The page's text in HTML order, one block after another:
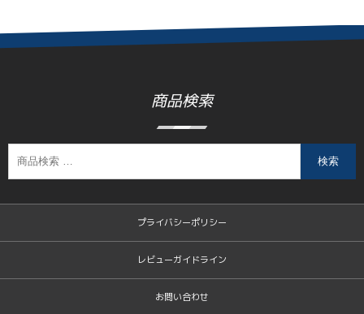
商品検索
検索
プライバシーポリシー
レビューガイドライン
お問い合わせ